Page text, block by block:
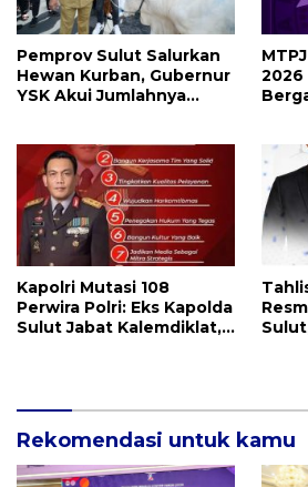
Pemprov Sulut Salurkan
Hewan Kurban, Gubernur
YSK Akui Jumlahnya
Kemampuan Anggaran
2026
Kapolri Mutasi 108
Perwira Polri: Eks Kapolda
Sulut Jabat Kalemdiklat,
Rekomendasi untuk kamu